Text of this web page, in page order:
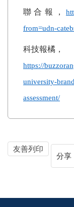
聯合報，
from=udn-
科技報橘，
https://
university-
assessment/
友善列印
分享